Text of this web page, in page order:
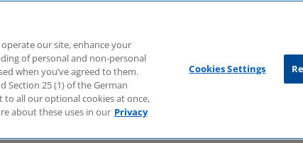
our site, enhance your
of personal and non-personal
when you’ve agreed to them.
Section 25 (1) of the German
to all our optional cookies at once,
about these uses in our Privacy
Cookies Settings